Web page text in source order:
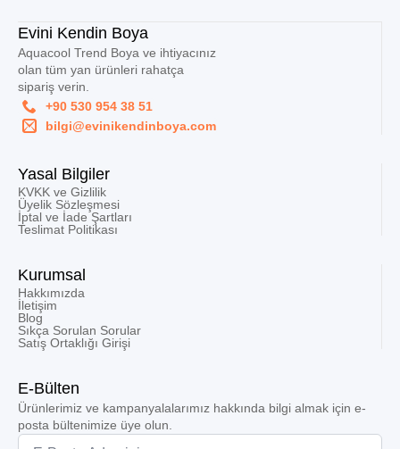
Evini Kendin Boya
Aquacool Trend Boya ve ihtiyacınız
olan tüm yan ürünleri rahatça
sipariş verin.
+90 530 954 38 51
bilgi@evinikendinboya.com
Yasal Bilgiler
KVKK ve Gizlilik
Üyelik Sözleşmesi
İptal ve İade Şartları
Teslimat Politikası
Kurumsal
Hakkımızda
İletişim
Blog
Sıkça Sorulan Sorular
Satış Ortaklığı Girişi
E-Bülten
Ürünlerimiz ve kampanyalalarımız hakkında bilgi almak için e-
posta bültenimize üye olun.
Email